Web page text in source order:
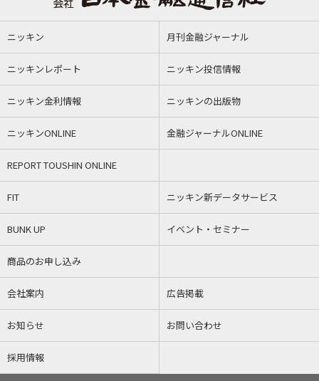
ニッキン 月刊金融ジャーナル
ニッキンレポート ニッキン投信情報
ニッキン金利情報 ニッキンの出版物
ニッキンONLINE 金融ジャーナルONLINE
REPORT TOUSHIN ONLINE
FIT ニッキン新データサービス
BUNK UP イベント・セミナー
商品のお申し込み
会社案内 広告掲載
お知らせ お問い合わせ
採用情報